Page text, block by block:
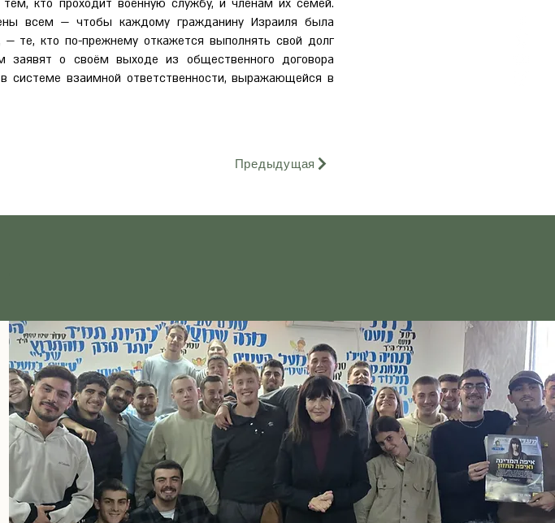
кто проходит военную службу, и членам их семей.
всем — чтобы каждому гражданину Израиля была
те, кто по-прежнему откажется выполнять свой долг
о своём выходе из общественного договора
взаимной ответственности, выражающейся в
Предыдущая